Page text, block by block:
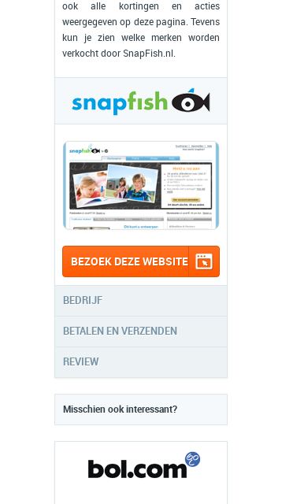
ook alle kortingen en acties
weergegeven op deze pagina. Tevens
kun je zien welke merken worden
verkocht door SnapFish.nl.
BEZOEK DEZE WEBSITE
BEDRIJF
BETALEN EN VERZENDEN
REVIEW
Misschien ook interessant?